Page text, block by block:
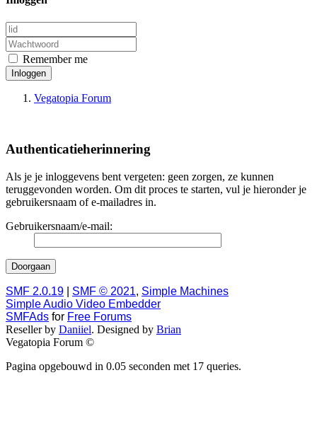
Remember me
Inloggen
Vegatopia Forum
Authenticatieherinnering
Als je je inloggevens bent vergeten: geen zorgen, ze kunnen
teruggevonden worden. Om dit proces te starten, vul je hieronder je
gebruikersnaam of e-mailadres in.
Gebruikersnaam/e-mail:
SMF 2.0.19 SMF © 2021, Simple Machines
Simple Audio Video Embedder
SMFAds for Free Forums
Reseller by Daniiel. Designed by Brian
Vegatopia Forum ©
Pagina opgebouwd in 0.05 seconden met 17 queries.